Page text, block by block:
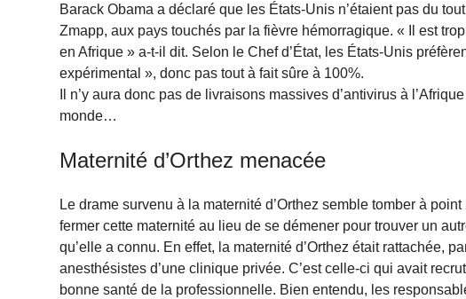
Barack Obama a déclaré que les États-Unis n’étaient pas du
Zmapp, aux pays touchés par la fièvre hémorragique. « Il est
en Afrique » a-t-il dit. Selon le Chef d’État, les États-Unis
expérimental », donc pas tout à fait sûre à 100%.
Il n’y aura donc pas de livraisons massives d’antivirus à
monde…
Maternité d’Orthez menacée
Le drame survenu à la maternité d’Orthez semble tomber à
fermer cette maternité au lieu de se démener pour trouver un
qu’elle a connu. En effet, la maternité d’Orthez était rattachée,
anesthésistes d’une clinique privée. C’est celle-ci qui avait
bonne santé de la professionnelle. Bien entendu, les